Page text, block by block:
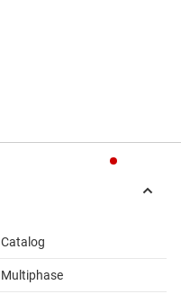
Catalog
Multiphase